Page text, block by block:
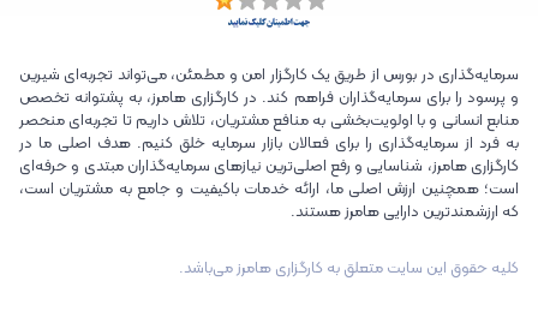
سرمایه‌گذاری در بورس از طریق یک کارگزار امن و مطمئن، می‌تواند تجربه‌ای شیرین
و پرسود را برای سرمایه‌گذاران فراهم کند. در کارگزاری هامرز، به پشتوانه تخصص
منابع انسانی و با اولویت‌بخشی به منافع مشتریان، تلاش داریم تا تجربه‌ای منحصر
به فرد از سرمایه‌گذاری را برای فعالان بازار سرمایه خلق کنیم. هدف اصلی ما در
کارگزاری هامرز، شناسایی و رفع اصلی‌ترین نیازهای سرمایه‌گذاران مبتدی و حرفه‌ای
است؛ همچنین ارزش اصلی ما، ارائه خدمات باکیفیت و جامع به مشتریان است،
که ارزشمندترین دارایی هامرز هستند.
کلیه حقوق این سایت متعلق به کارگزاری هامرز می‌باشد.